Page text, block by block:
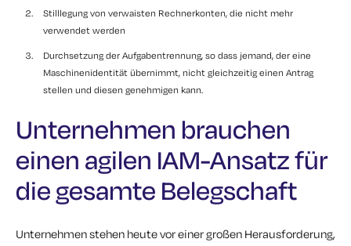
Stilllegung von verwaisten Rechnerkonten, die nicht mehr
verwendet werden
Durchsetzung der Aufgabentrennung, so dass jemand, der eine
Maschinenidentität übernimmt, nicht gleichzeitig einen Antrag
stellen und diesen genehmigen kann.
Unternehmen brauchen
einen agilen IAM-Ansatz für
die gesamte Belegschaft
Unternehmen stehen heute vor einer großen Herausforderung,